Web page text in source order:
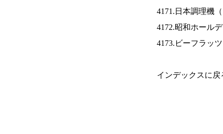
4171.日本調理機（
4172.昭和ホール
4173.ビーフラッ
インデックスに戻